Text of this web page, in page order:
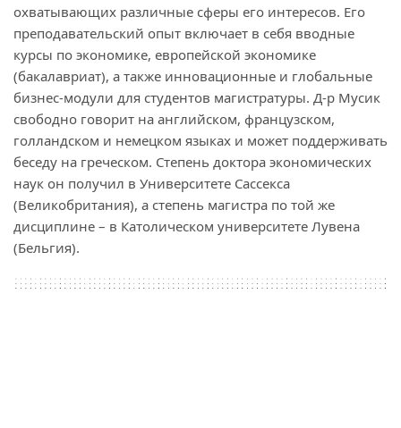
охватывающих различные сферы его интересов. Его
преподавательский опыт включает в себя вводные
курсы по экономике, европейской экономике
(бакалавриат), а также инновационные и глобальные
бизнес-модули для студентов магистратуры. Д-р Мусик
свободно говорит на английском, французском,
голландском и немецком языках и может поддерживать
беседу на греческом. Степень доктора экономических
наук он получил в Университете Сассекса
(Великобритания), а степень магистра по той же
дисциплине – в Католическом университете Лувена
(Бельгия).